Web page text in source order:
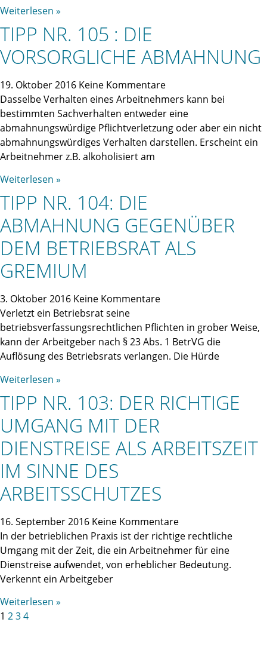
Weiterlesen »
TIPP NR. 105 : DIE
VORSORGLICHE ABMAHNUNG
19. Oktober 2016 Keine Kommentare
Dasselbe Verhalten eines Arbeitnehmers kann bei
bestimmten Sachverhalten entweder eine
abmahnungswürdige Pflichtverletzung oder aber ein nicht
abmahnungswürdiges Verhalten darstellen. Erscheint ein
Arbeitnehmer z.B. alkoholisiert am
Weiterlesen »
TIPP NR. 104: DIE
ABMAHNUNG GEGENÜBER
DEM BETRIEBSRAT ALS
GREMIUM
3. Oktober 2016 Keine Kommentare
Verletzt ein Betriebsrat seine
betriebsverfassungsrechtlichen Pflichten in grober Weise,
kann der Arbeitgeber nach § 23 Abs. 1 BetrVG die
Auflösung des Betriebsrats verlangen. Die Hürde
Weiterlesen »
TIPP NR. 103: DER RICHTIGE
UMGANG MIT DER
DIENSTREISE ALS ARBEITSZEIT
IM SINNE DES
ARBEITSSCHUTZES
16. September 2016 Keine Kommentare
In der betrieblichen Praxis ist der richtige rechtliche
Umgang mit der Zeit, die ein Arbeitnehmer für eine
Dienstreise aufwendet, von erheblicher Bedeutung.
Verkennt ein Arbeitgeber
Weiterlesen »
1 234